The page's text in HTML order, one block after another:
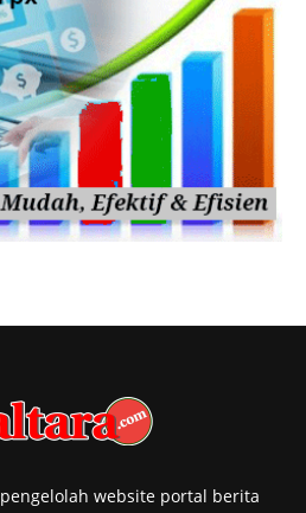
pengelolah website portal berita